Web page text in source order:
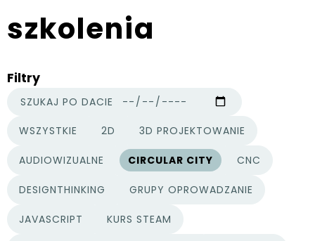
szkolenia
Filtry
SZUKAJ PO DACIE
WSZYSTKIE
KATEGORIE PROJEKTÓW
2D 3D PROJEKTOWANIE
AUDIOWIZUALNE CIRCULAR CITY CNC
DESIGNTHINKING GRUPY OPROWADZANIE
JAVASCRIPT KURS STEAM